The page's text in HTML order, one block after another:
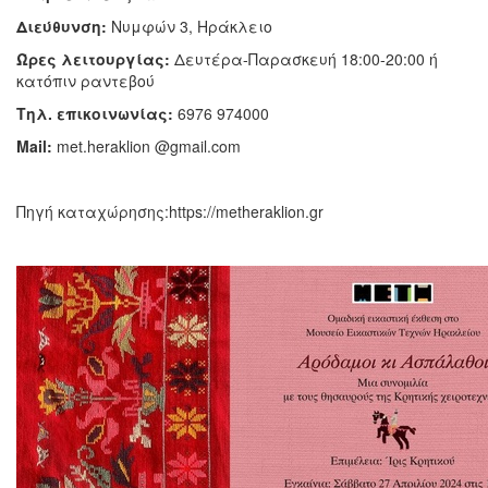
Διεύθυνση: Νυμφών 3, Ηράκλειο
Ώρες λειτουργίας: Δευτέρα-Παρασκευή 18:00-20:00 ή
κατόπιν ραντεβού
Τηλ. επικοινωνίας: 6976 974000
Mail: met.heraklion @gmail.com
Πηγή καταχώρησης:https://metheraklion.gr